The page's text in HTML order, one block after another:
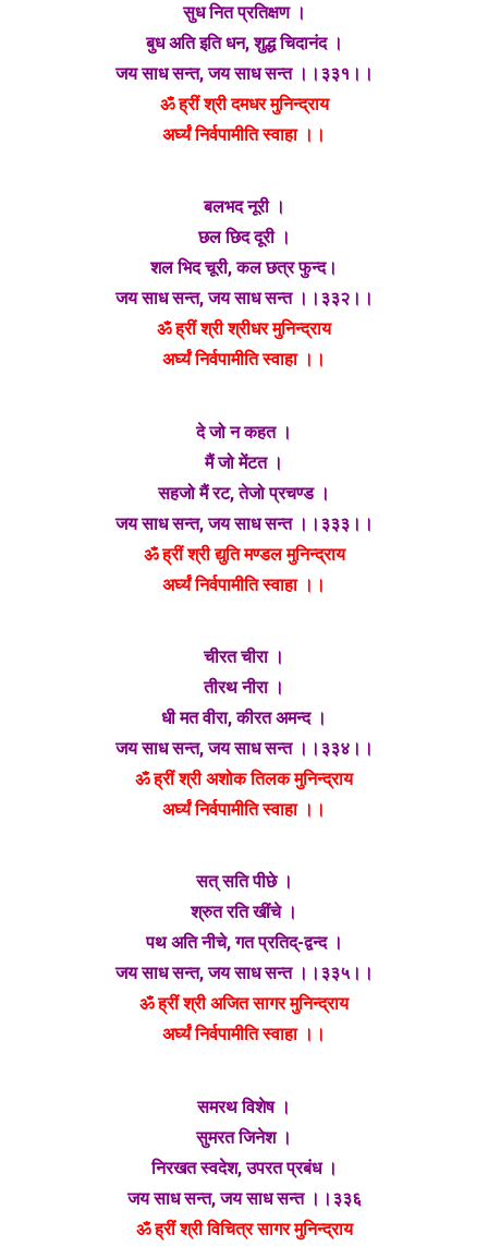
सुध नित प्रतिक्षण ।
बुध अति इति धन, शुद्ध चिदानंद ।
जय साध सन्त, जय साध सन्त ।।३३१।।
ॐ ह्रीं श्री दमधर मुनिन्द्राय
अर्घ्यं निर्वपामीति स्वाहा ।।
बलभद नूरी ।
छल छिद दूरी ।
शल भिद चूरी, कल छत्र फुन्द।
जय साध सन्त, जय साध सन्त ।।३३२।।
ॐ ह्रीं श्री श्रीधर मुनिन्द्राय
अर्घ्यं निर्वपामीति स्वाहा ।।
दे जो न कहत ।
मैं जो मेंटत ।
सहजो मैं रट, तेजो प्रचण्ड ।
जय साध सन्त, जय साध सन्त ।।३३३।।
ॐ ह्रीं श्री द्युति मण्डल मुनिन्द्राय
अर्घ्यं निर्वपामीति स्वाहा ।।
चीरत चीरा ।
तीरथ नीरा ।
धी मत वीरा, कीरत अमन्द ।
जय साध सन्त, जय साध सन्त ।।३३४।।
ॐ ह्रीं श्री अशोक तिलक मुनिन्द्राय
अर्घ्यं निर्वपामीति स्वाहा ।।
सत् सति पीछे ।
श्रुत रति खींचे ।
पथ अति नीचे, गत प्रतिद्-द्वन्द ।
जय साध सन्त, जय साध सन्त ।।३३५।।
ॐ ह्रीं श्री अजित सागर मुनिन्द्राय
अर्घ्यं निर्वपामीति स्वाहा ।।
समरथ विशेष ।
सुमरत जिनेश ।
निरखत स्वदेश, उपरत प्रबंध ।
जय साध सन्त, जय साध सन्त ।।३३६
ॐ ह्रीं श्री विचित्र सागर मुनिन्द्राय